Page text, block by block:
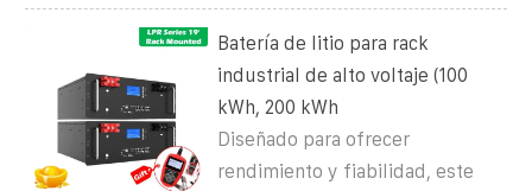
Batería de litio para rack
industrial de alto voltaje (100
kWh, 200 kWh
Diseñado para ofrecer
rendimiento y fiabilidad, este